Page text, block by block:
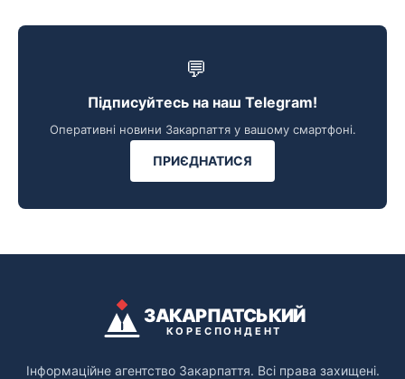
💬
Підписуйтесь на наш Telegram!
Оперативні новини Закарпаття у вашому смартфоні.
ПРИЄДНАТИСЯ
ЗАКАРПАТСЬКИЙ
КОРЕСПОНДЕНТ
Інформаційне агентство Закарпаття. Всі права захищені.